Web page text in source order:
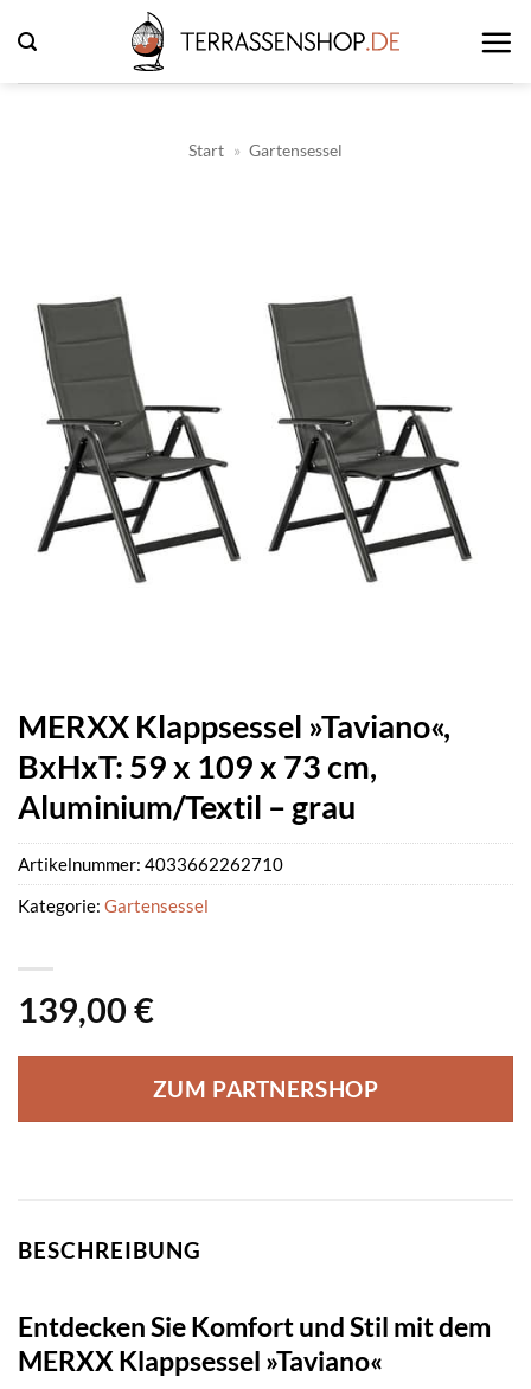
Inhalt
springen
Start » Gartensessel
MERXX Klappsessel »Taviano«,
BxHxT: 59 x 109 x 73 cm,
Aluminium/Textil – grau
139,00 €
ZUM PARTNERSHOP
Artikelnummer: 4033662262710
Kategorie: Gartensessel
BESCHREIBUNG
Entdecken Sie Komfort und Stil mit dem
MERXX Klappsessel »Taviano«